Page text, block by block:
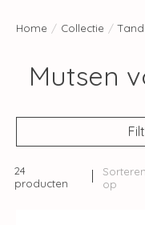
Home / Collectie /
Mutsen
24
producten
Sorteren
op